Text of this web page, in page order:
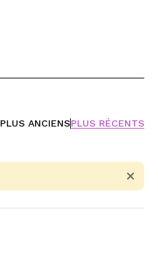
PLUS ANCIENSPLUS RÉCENTS